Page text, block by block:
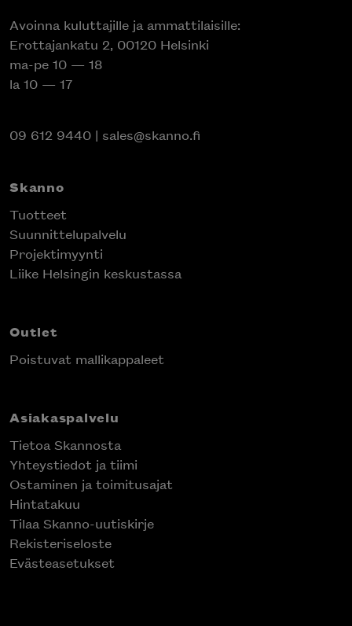
Avoinna kuluttajille ja ammattilaisille:
Erottajankatu 2, 00120 Helsinki
ma-pe 10 — 18
la 10 — 17
09 612 9440 | sales@skanno.fi
Skanno
Tuotteet
Suunnittelupalvelu
Projektimyynti
Liike Helsingin keskustassa
Outlet
Poistuvat mallikappaleet
Asiakaspalvelu
Tietoa Skannosta
Yhteystiedot ja tiimi
Ostaminen ja toimitusajat
Hintatakuu
Tilaa Skanno-uutiskirje
Rekisteriseloste
Evästeasetukset